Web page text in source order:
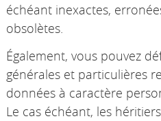
échéant inexactes,
obsolètes.
Également, vous pouvez
générales et particulières
données à caractère
Le cas échéant, les